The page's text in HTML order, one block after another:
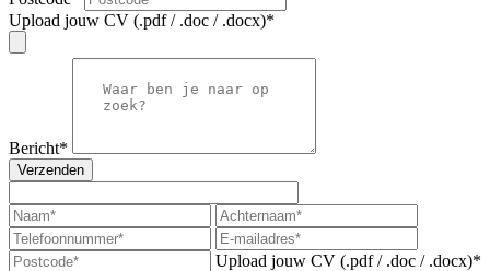
Upload jouw CV (.pdf / .doc / .docx)*
Bericht*
Verzenden
Upload jouw CV (.pdf / .doc / .docx)*